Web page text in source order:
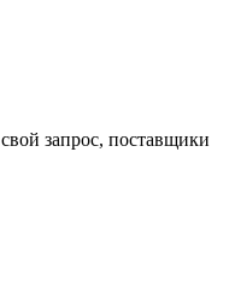
свой запрос, поставщики